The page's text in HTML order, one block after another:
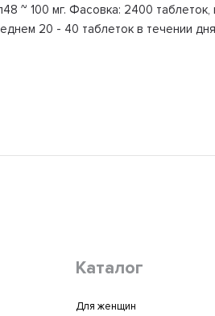
~ 100 мг. Фасовка: 2400 таблеток,
20 - 40 таблеток в течении
Каталог
Для женщин